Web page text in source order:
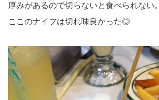
厚みがあるので切らないと食べられない。
ここのナイフは切れ味良かった◎